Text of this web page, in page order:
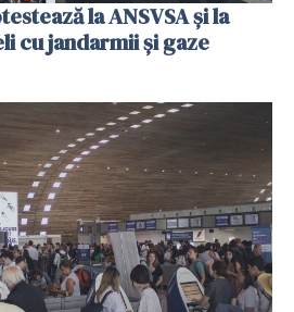
la ANSVSA și la
cu jandarmii și gaze